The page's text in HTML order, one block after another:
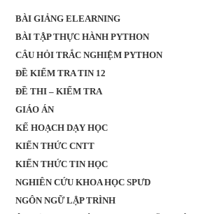
BÀI GIẢNG ELEARNING
BÀI TẬP THỰC HÀNH PYTHON
CÂU HỎI TRẮC NGHIỆM PYTHON
ĐỀ KIỂM TRA TIN 12
ĐỀ THI – KIỂM TRA
GIÁO ÁN
KẾ HOẠCH DẠY HỌC
KIẾN THỨC CNTT
KIẾN THỨC TIN HỌC
NGHIÊN CỨU KHOA HỌC SPƯD
NGÔN NGỮ LẬP TRÌNH